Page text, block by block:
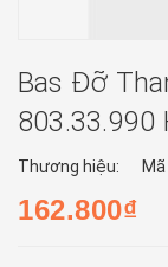
Bas Đỡ
803.33.990
Thương hiệu:
162.800₫